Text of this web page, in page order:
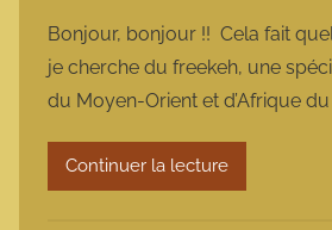
r
m
a
r
m
Bonjour, bonjour !! Cela fait
je cherche du freekeh, une
du Moyen-Orient et d’Afrique du
Continuer la lecture